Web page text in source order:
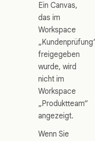
Ein Canvas,
das im
Workspace
freigegeben
wurde, wird
nicht im
Workspace
„Produktteam“
angezeigt.
Wenn Sie